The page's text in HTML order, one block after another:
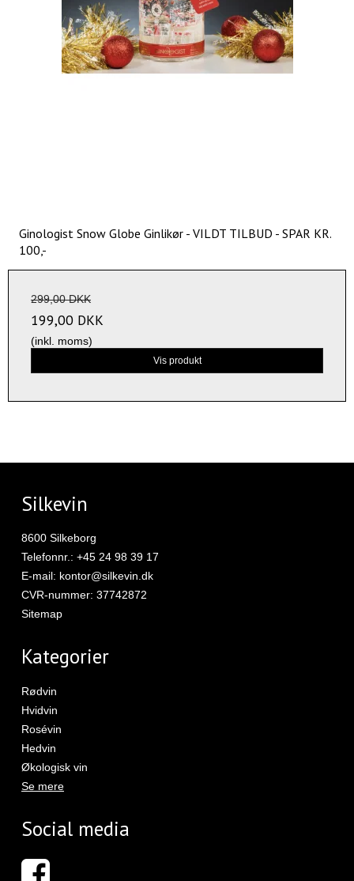
Ginologist Snow Globe Ginlikør - VILDT TILBUD - SPAR KR.
100,-
299,00 DKK
199,00 DKK
(inkl. moms)
Vis produkt
Silkevin
8600 Silkeborg
Telefonnr.: +45 24 98 39 17
E-mail: kontor@silkevin.dk
CVR-nummer: 37742872
Sitemap
Kategorier
Rødvin
Hvidvin
Rosévin
Hedvin
Økologisk vin
Se mere
Social media